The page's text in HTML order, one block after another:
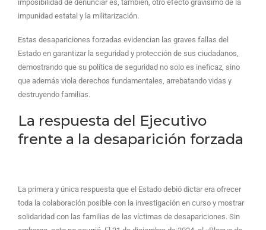
imposibilidad de denunciar es, también, otro efecto gravísimo de la
impunidad estatal y la militarización.
Estas desapariciones forzadas evidencian las graves fallas del
Estado en garantizar la seguridad y protección de sus ciudadanos,
demostrando que su política de seguridad no solo es ineficaz, sino
que además viola derechos fundamentales, arrebatando vidas y
destruyendo familias.
La respuesta del Ejecutivo
frente a la desaparición forzada
La primera y única respuesta que el Estado debió dictar era ofrecer
toda la colaboración posible con la investigación en curso y mostrar
solidaridad con las familias de las víctimas de desapariciones. Sin